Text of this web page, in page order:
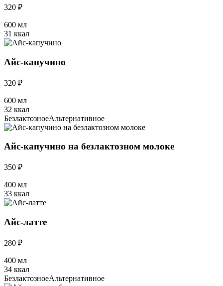
320 ₽
600 мл
31 ккал
Айс-капучино
320 ₽
600 мл
32 ккал
БезлактозноеАльтернативное
Айс-капучино на безлактозном молоке
350 ₽
400 мл
33 ккал
Айс-латте
280 ₽
400 мл
34 ккал
БезлактозноеАльтернативное